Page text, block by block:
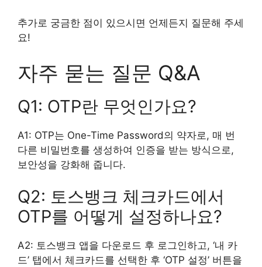
추가로 궁금한 점이 있으시면 언제든지 질문해 주세
요!
자주 묻는 질문 Q&A
Q1: OTP란 무엇인가요?
A1: OTP는 One-Time Password의 약자로, 매 번
다른 비밀번호를 생성하여 인증을 받는 방식으로,
보안성을 강화해 줍니다.
Q2: 토스뱅크 체크카드에서
OTP를 어떻게 설정하나요?
A2: 토스뱅크 앱을 다운로드 후 로그인하고, ‘내 카
드’ 탭에서 체크카드를 선택한 후 ‘OTP 설정’ 버튼을